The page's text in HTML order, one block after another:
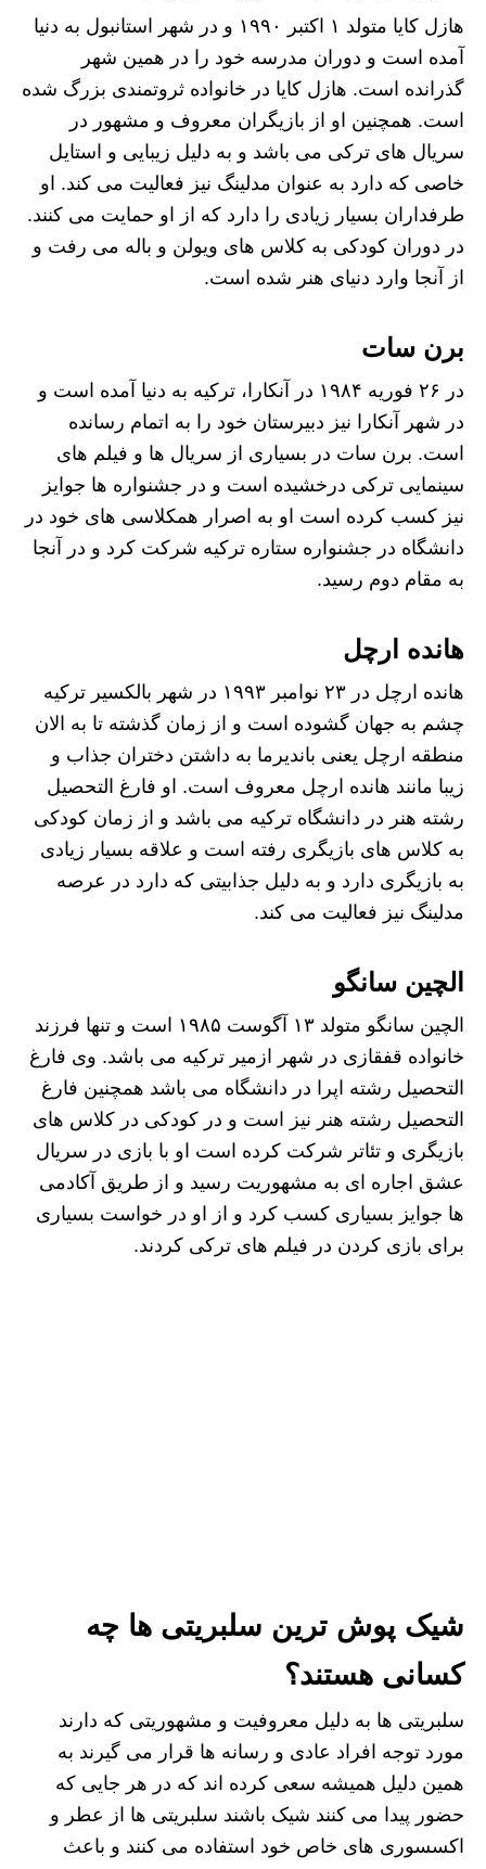
هازل کایا متولد ۱ اکتبر ۱۹۹۰ و در شهر استانبول به دنیا
آمده است و دوران مدرسه خود را در همین شهر
گذرانده است. هازل کایا در خانواده ثروتمندی بزرگ‌ شده
است. همچنین او از بازیگران معروف و مشهور در
سریال های ترکی می باشد و به دلیل زیبایی و استایل
خاصی که دارد به عنوان مدلینگ نیز فعالیت می کند. او
طرفداران بسیار زیادی را دارد که از او حمایت می کنند.
در دوران کودکی به کلاس‌ های ویولن و باله می رفت و
از آنجا وارد دنیای هنر شده است.
برن سات
در ۲۶ فوریه ۱۹۸۴ در آنکارا، ترکیه به دنیا آمده است و
در شهر آنکارا نیز دبیرستان خود را به اتمام رسانده
است. برن سات در بسیاری از سریال ها و فیلم های
سینمایی ترکی درخشیده است و در جشنواره ها جوایز
نیز کسب کرده است او به اصرار همکلاسی های خود در
دانشگاه در جشنواره ستاره ترکیه شرکت کرد و در آنجا
به مقام دوم رسید.
هانده ارچل
هانده‌ ارچل در ۲۳ نوامبر ۱۹۹۳ در شهر بالکسیر ترکیه
چشم به جهان گشوده است و از زمان گذشته تا به الان
منطقه ارچل یعنی باندیرما به داشتن دختران جذاب و
زیبا مانند هانده ارچل معروف است. او فارغ التحصیل
رشته هنر در دانشگاه ترکیه می باشد و از زمان کودکی
به کلاس های بازیگری رفته است و علاقه بسیار زیادی
به بازیگری دارد و به دلیل جذابیتی که دارد در عرصه
مدلینگ نیز فعالیت می کند.
الچین سانگو
الچین سانگو متولد ۱۳ آگوست ۱۹۸۵ است و تنها فرزند
خانواده قفقازی در شهر ازمیر ترکیه می باشد. وی فارغ
التحصیل رشته اپرا در دانشگاه می باشد همچنین فارغ
التحصیل رشته هنر نیز است و در کودکی در کلاس های
بازیگری و تئاتر شرکت کرده است او با بازی در سریال
عشق اجاره ای به مشهوریت رسید و از طریق آکادمی
ها جوایز بسیاری کسب کرد و از او در خواست بسیاری
برای بازی کردن در فیلم های ترکی کردند.
شیک پوش ترین سلبریتی ها چه
کسانی هستند؟
سلبریتی ها به دلیل معروفیت و مشهوریتی که دارند
مورد توجه افراد عادی و رسانه ها قرار می گیرند به
همین دلیل همیشه سعی کرده ‌اند که در هر جایی که
حضور پیدا می کنند شیک باشند سلبریتی ها از عطر و
اکسسوری های خاص خود استفاده می کنند و باعث